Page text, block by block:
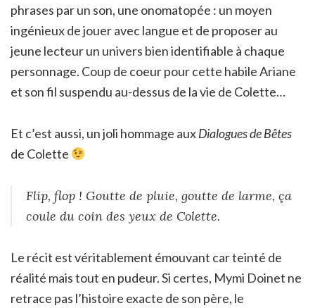
phrases par un son, une onomatopée : un moyen
ingénieux de jouer avec langue et de proposer au
jeune lecteur un univers bien identifiable à chaque
personnage. Coup de coeur pour cette habile Ariane
et son fil suspendu au-dessus de la vie de Colette…
Et c’est aussi, un joli hommage auxDialogues de Bêtes
de Colette
Flip, flop ! Goutte de pluie, goutte de larme, ça
coule du coin des yeux de Colette.
Le récit est véritablement émouvant car teinté de
réalité mais tout en pudeur. Si certes, Mymi Doinet ne
retrace pas l’histoire exacte de son père, le